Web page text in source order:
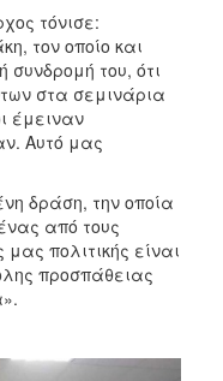
τόνισε:
τον οποίο και
συνδρομή του, ότι
στα σεμινάρια
έμειναν
Αυτό μας
δράση, την οποία
από τους
μας πολιτικής είναι
προσπάθειας